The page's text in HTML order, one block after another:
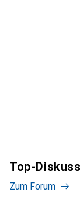
Top-
Zum Forum